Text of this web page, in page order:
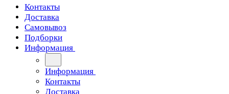
Контакты
Доставка
Самовывоз
Подборки
Информация
Информация
Контакты
Доставка